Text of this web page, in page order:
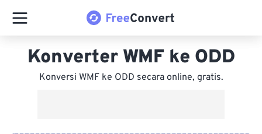
Konverter WMF ke ODD
Konversi WMF ke ODD secara online, gratis.